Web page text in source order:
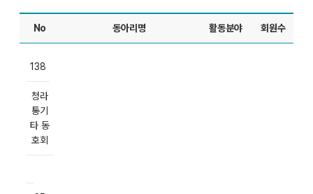
No 동아리명 활동분야 회원수
138
청라
통기
타 동
호회